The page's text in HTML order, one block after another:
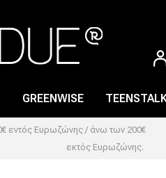
GREENWISE
εντός Ευρωζώνης / άνω των 200€
εκτός Ευρωζώνης.